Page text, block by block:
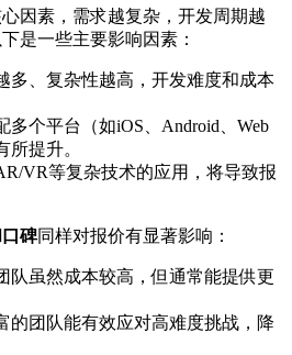
因素，需求越复杂，开发周期越
是一些主要影响因素：
多、复杂性越高，开发难度和成本
多个平台（如iOS、Android、Web
所提升。
VR等复杂技术的应用，将导致报
碑同样对报价有显著影响：
队虽然成本较高，但通常能提供更
的团队能有效应对高难度挑战，降